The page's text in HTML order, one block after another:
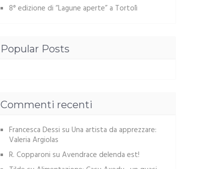
8° edizione di “Lagune aperte” a Tortolì
Popular Posts
Commenti recenti
Francesca Dessi su Una artista da apprezzare:
Valeria Argiolas
R. Copparoni su Avendrace delenda est!